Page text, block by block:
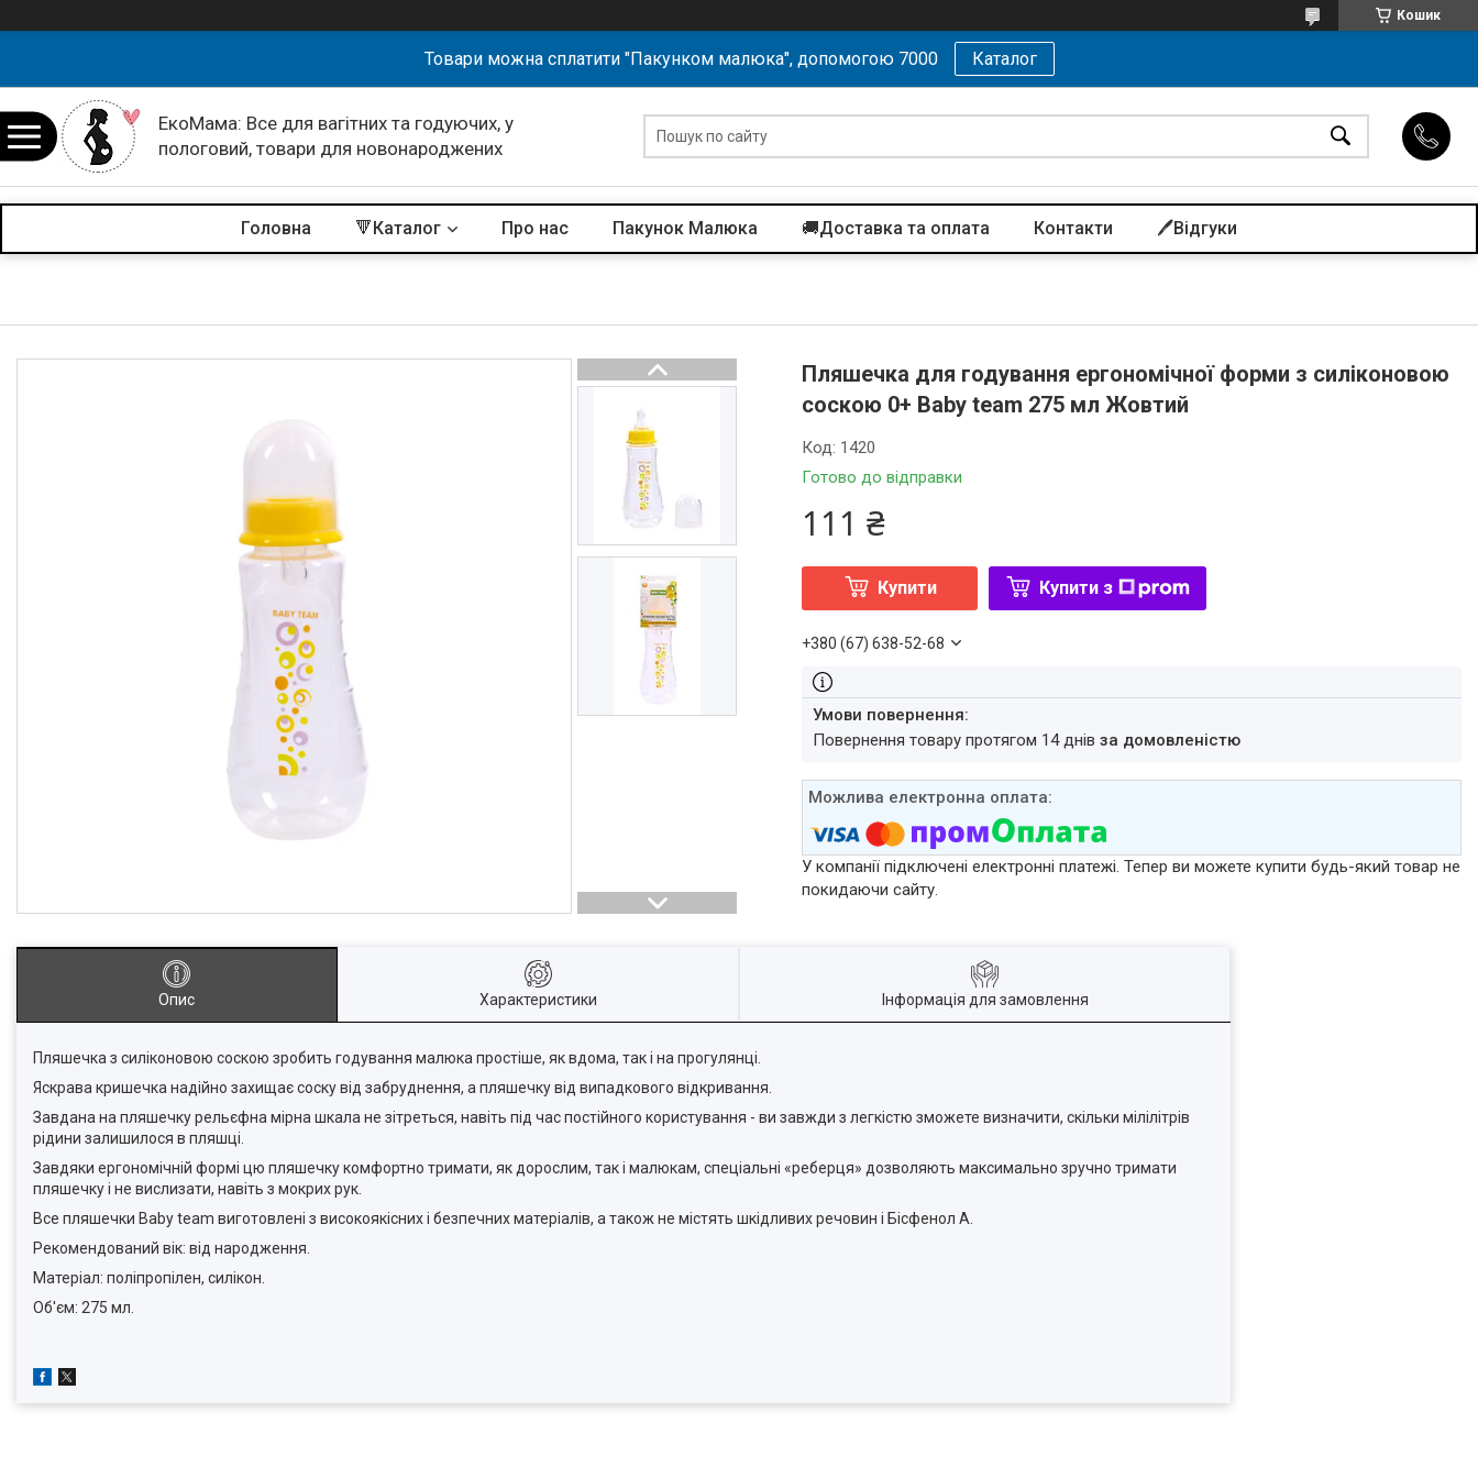
Кошик
Товари можна сплатити "Пакунком малюка", допомогою 7000 Каталог
ЕкоМама: Все для вагітних та годуючих, у
пологовий, товари для новонароджених
Головна 🔻Каталог Про нас Пакунок Малюка 🚚Доставка та оплата Контакти 🖊️Відгуки
Пляшечка для годування ергономічної форми з силіконовою
соскою 0+ Baby team 275 мл Жовтий
Готово до відправки
Код: 1420
111 ₴
Купити Купити з
+380 (67) 638-52-68
повернення товару протягом 14 днівза домовленістю
У компанії підключені електронні платежі. Тепер ви можете купити будь-який товар не
покидаючи сайту.
Опис Характеристики Інформація для замовлення
Пляшечка з силіконовою соскою зробить годування малюка простіше, як вдома, так і на прогулянці.
Яскрава кришечка надійно захищає соску від забруднення, а пляшечку від випадкового відкривання.
Завдана на пляшечку рельєфна мірна шкала не зітреться, навіть під час постійного користування - ви завжди з легкістю зможете визначити, скільки мілілітрів
рідини залишилося в пляшці.
Завдяки ергономічній формі цю пляшечку комфортно тримати, як дорослим, так і малюкам, спеціальні «реберця» дозволяють максимально зручно тримати
пляшечку і не вислизати, навіть з мокрих рук.
Все пляшечки Baby team виготовлені з високоякісних і безпечних матеріалів, а також не містять шкідливих речовин і Бісфенол А.
Рекомендований вік: від народження.
Матеріал: поліпропілен, силікон.
Об'єм: 275 мл.